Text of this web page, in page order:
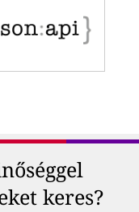
keres?